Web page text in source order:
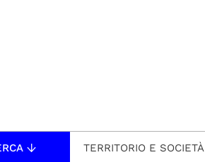
TERRITORIO E SOCIETÀ